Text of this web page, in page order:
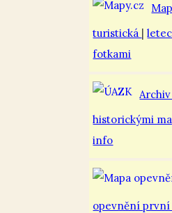
turistická |
fotkami
historickými
info
opevnění